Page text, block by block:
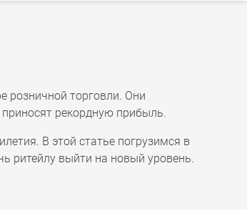
розничной торговли. Они
рекордную прибыль.
В этой статье погрузимся в
ритейлу выйти на новый уровень.